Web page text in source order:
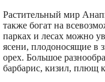
Растительный мир
также богат на
парках и лесах можно
ясени, плодоносящие в
орех. Большое
барбарис, кизил, плющ